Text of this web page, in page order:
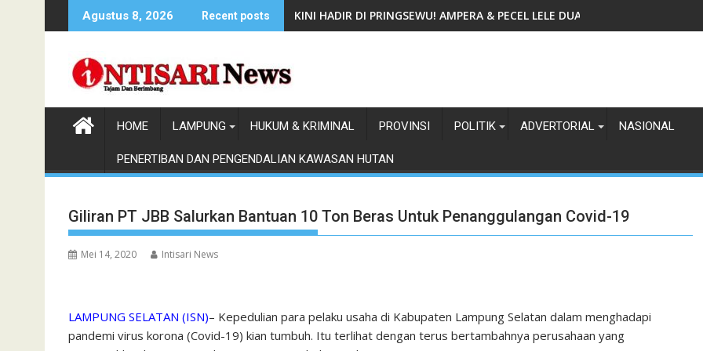
to
Agustus 8, 2026 Recent posts KINI HADIR DI PRINGSEWU! AMPERA & PECEL LELE DUA GADIS TAWARKAN
HOME LAMPUNG HUKUM & KRIMINAL PROVINSI POLITIK ADVERTORIAL NASIONAL
PENERTIBAN DAN PENGENDALIAN KAWASAN HUTAN
Giliran PT JBB Salurkan Bantuan 10 Ton Beras Untuk Penanggulangan Covid-19
Mei 14, 2020 Intisari News
LAMPUNG SELATAN (ISN)– Kepedulian para pelaku usaha di Kabupaten Lampung Selatan dalam menghadapi
pandemi virus korona (Covid-19) kian tumbuh. Itu terlihat dengan terus bertambahnya perusahaan yang